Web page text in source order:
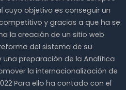
cuyo objetivo es conseguir un
y gracias a que ha se
la creación de un sitio web
del sistema de su
una preparación de la Analítica
la internacionalización de
Para ello ha contado con el